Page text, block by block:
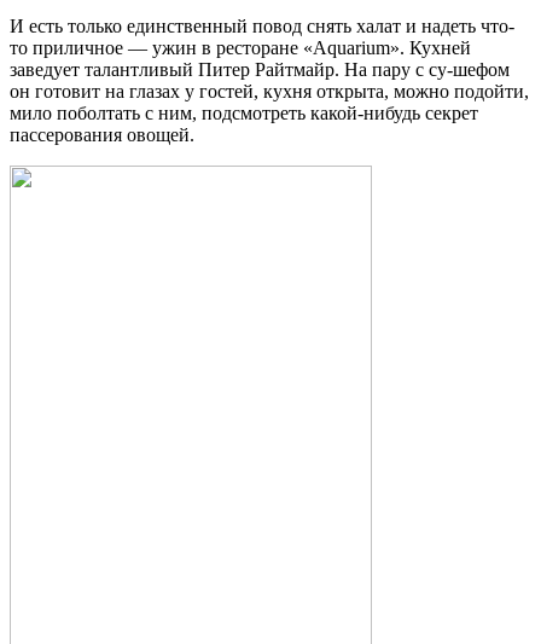
И есть только единственный повод снять халат и надеть что-
то приличное — ужин в ресторане «Aquarium». Кухней
заведует талантливый Питер Райтмайр. На пару с су-шефом
он готовит на глазах у гостей, кухня открыта, можно подойти,
мило поболтать с ним, подсмотреть какой-нибудь секрет
пассерования овощей.